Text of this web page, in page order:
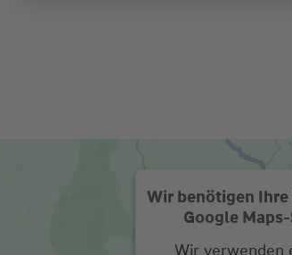
Wir benötigen
Google